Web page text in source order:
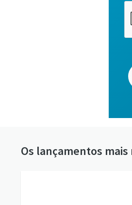
Os lançamentos